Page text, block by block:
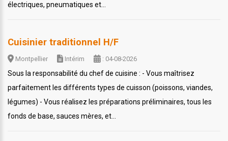
électriques, pneumatiques et...
Cuisinier traditionnel H/F
Montpellier Intérim : 04-08-2026
Sous la responsabilité du chef de cuisine : - Vous maîtrisez
parfaitement les différents types de cuisson (poissons, viandes,
légumes) - Vous réalisez les préparations préliminaires, tous les
fonds de base, sauces mères, et...